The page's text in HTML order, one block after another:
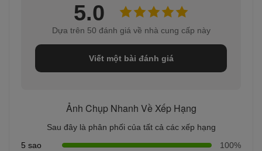
5.0
Dựa trên 50 đánh giá về nhà cung cấp này
Viết một bài đánh giá
Ảnh Chụp Nhanh Về Xếp Hạng
Sau đây là phân phối của tất cả các xếp hạng
5 sao
100%